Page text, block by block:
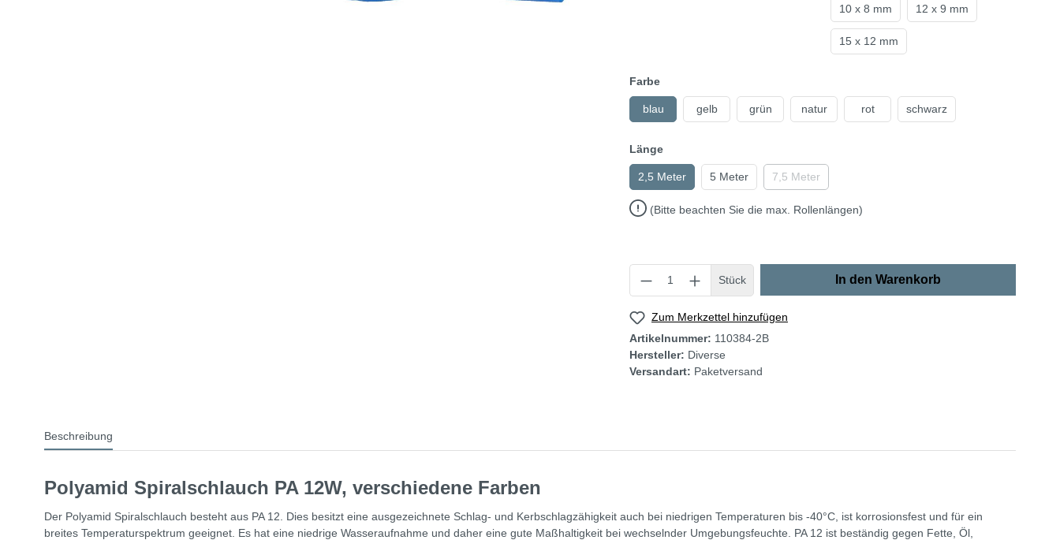
10 x 8 mm 12 x 9 mm
15 x 12 mm
Farbe
blau gelb grün natur rot schwarz
Länge
2,5 Meter 5 Meter 7,5 Meter
(Bitte beachten Sie die max. Rollenlängen)
Stück In den Warenkorb
Zum Merkzettel hinzufügen
Artikelnummer: 110384-2B
Hersteller: Diverse
Versandart: Paketversand
Beschreibung
Polyamid Spiralschlauch PA 12W, verschiedene Farben
Der Polyamid Spiralschlauch besteht aus PA 12. Dies besitzt eine ausgezeichnete Schlag- und Kerbschlagzähigkeit auch bei niedrigen Temperaturen bis -40°C, ist korrosionsfest und für ein
breites Temperaturspektrum geeignet. Es hat eine niedrige Wasseraufnahme und daher eine gute Maßhaltigkeit bei wechselnder Umgebungsfeuchte. PA 12 ist beständig gegen Fette, Öl,